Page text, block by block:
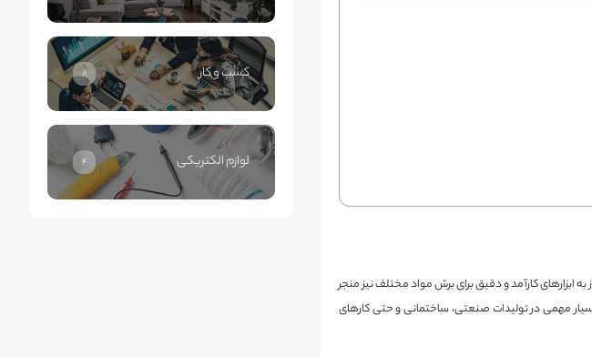
کارآمد و دقیق برای برش مواد مختلف نیز منجر
مهمی در تولیدات صنعتی، ساختمانی و حتی کارهای
کسب و کار 8
لوازم الکتریکی 4